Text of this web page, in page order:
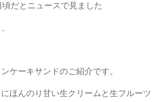
だとニュースで見ました
ケーキサンドのご紹介です。
ほんのり甘い生クリームと生フルーツ